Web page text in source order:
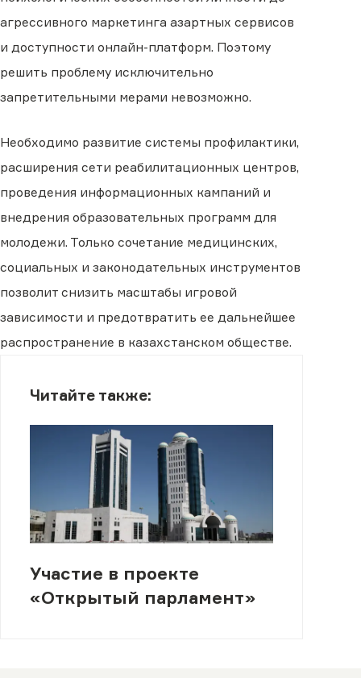
агрессивного маркетинга азартных сервисов
и доступности онлайн-платформ. Поэтому
решить проблему исключительно
запретительными мерами невозможно.
Необходимо развитие системы профилактики,
расширения сети реабилитационных центров,
проведения информационных кампаний и
внедрения образовательных программ для
молодежи. Только сочетание медицинских,
социальных и законодательных инструментов
позволит снизить масштабы игровой
зависимости и предотвратить ее дальнейшее
распространение в казахстанском обществе.
Читайте также:
Участие в проекте
«Открытый парламент»